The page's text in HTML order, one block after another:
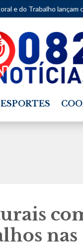
lançam campanha contra
ESPORTES
nas